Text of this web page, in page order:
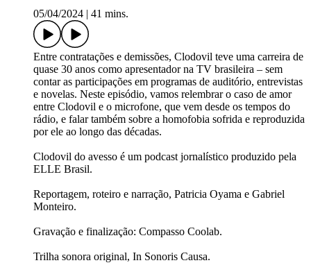
05/04/2024
41 mins.
Entre contratações e demissões, Clodovil teve uma carreira de
quase 30 anos como apresentador na TV brasileira – sem
contar as participações em programas de auditório, entrevistas
e novelas. Neste episódio, vamos relembrar o caso de amor
entre Clodovil e o microfone, que vem desde os tempos do
rádio, e falar também sobre a homofobia sofrida e reproduzida
por ele ao longo das décadas.
Clodovil do avesso é um podcast jornalístico produzido pela
ELLE Brasil.
Reportagem, roteiro e narração, Patricia Oyama e Gabriel
Monteiro.
Gravação e finalização: Compasso Coolab.
Trilha sonora original, In Sonoris Causa.